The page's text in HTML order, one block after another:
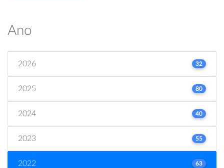
Ano
2026 32
2025 80
2024 40
2023 55
2022 63